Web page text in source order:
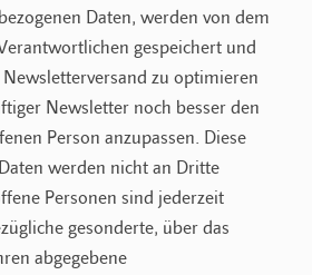
Daten, werden von dem
gespeichert und
zu optimieren
Newsletter noch besser den
Person anzupassen. Diese
werden nicht an Dritte
Personen sind jederzeit
gesonderte, über das
abgegebene